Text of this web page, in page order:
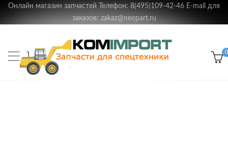
Онлайн магазин запчастей Телефон: 8(495)109-42-46 E-mail для
заказов: zakaz@neopart.ru
0